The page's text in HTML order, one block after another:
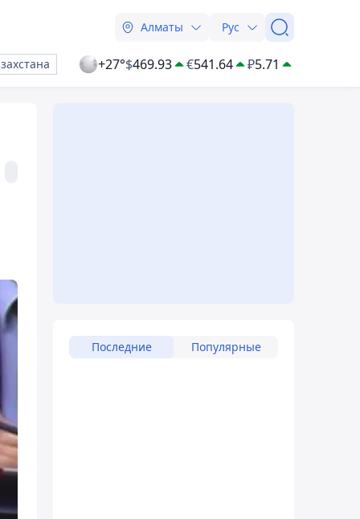
Алматы Рус
+27°$469.93 €541.64 ₽5.71
Последние Популярные